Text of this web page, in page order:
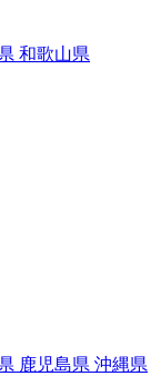
和歌山県
鹿児島県 沖縄県